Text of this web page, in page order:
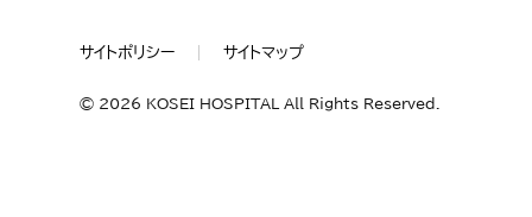
サイトポリシー サイトマップ
© 2026 KOSEI HOSPITAL All Rights Reserved.